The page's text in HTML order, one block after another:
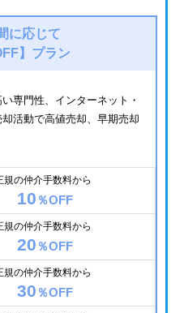
に応じて
】 プラン
専門性、インターネット・
活動で高値売却、早期売却
規の仲介手数料から
10 ％OFF
規の仲介手数料から
20 ％OFF
規の仲介手数料から
30 ％OFF